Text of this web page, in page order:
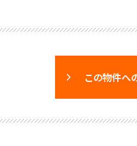
この物件へ